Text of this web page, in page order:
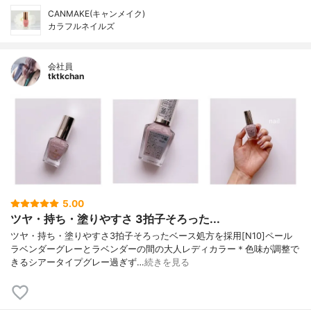
CANMAKE(キャンメイク)
カラフルネイルズ
会社員
tktkchan
5.00
ツヤ・持ち・塗りやすさ 3拍子そろった...
ツヤ・持ち・塗りやすさ3拍子そろったベース処方を採用[N10]ペール
ラベンダーグレーとラベンダーの間の大人レディカラー＊色味が調整で
きるシアータイプグレー過ぎず…続きを見る